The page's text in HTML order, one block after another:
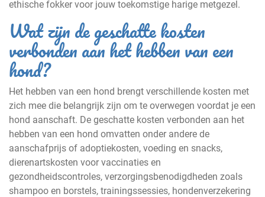
ethische fokker voor jouw toekomstige harige metgezel.
Wat zijn de geschatte kosten
verbonden aan het hebben van een
hond?
Het hebben van een hond brengt verschillende kosten met
zich mee die belangrijk zijn om te overwegen voordat je een
hond aanschaft. De geschatte kosten verbonden aan het
hebben van een hond omvatten onder andere de
aanschafprijs of adoptiekosten, voeding en snacks,
dierenartskosten voor vaccinaties en
gezondheidscontroles, verzorgingsbenodigdheden zoals
shampoo en borstels, trainingssessies, hondenverzekering